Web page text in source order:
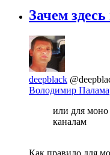
Зачем
deepblack
Володимир
или для моно
каналам
Как правило для